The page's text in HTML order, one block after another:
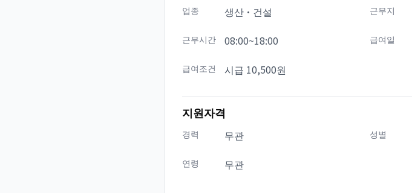
업종 생산·건설 근무지
근무시간 08:00~18:00 급여일
급여조건 시급 10,500원
지원자격
경력 무관 성별
연령 무관